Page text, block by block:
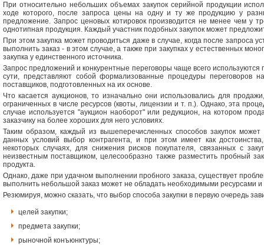
При относительно небольших объемах закупок серийной продукции
ходе которого, после запроса цены на одну и ту же продукцию у
предложение. Запрос ценовых котировок производится не менее чем у
однотипная продукция. Каждый участник подобных закупок может
При этом закупка может проводиться даже в случае, когда после запроса
выполнить заказ - в этом случае, а также при закупках у естественных
закупка у единственного источника.
Запрос предложений и конкурентные переговоры чаще всего используются
сути, представляют собой формализованные процедуры переговоров
поставщиков, подготовленных на их основе.
Что касается аукционов, то изначально они использовались для
ограниченных в числе ресурсов (квоты, лицензии и т. п.). Однако, эта
случае используется "аукцион наоборот" или редукцион, на котором
заказчику на более хороших для него условиях.
Таким образом, каждый из вышеперечисленных способов закупок
данных условий выбор контрагента, и при этом имеет как
некоторых случаях, для снижения рисков покупателя, связанных с
неизвестным поставщиком, целесообразно также разместить пробный
продукта.
Однако, даже при удачном выполнении пробного заказа, существует
выполнить небольшой заказ может не обладать необходимыми ресурсами и
Резюмируя, можно сказать, что выбор способа закупки в первую очередь
целей закупки;
предмета закупки;
рыночной конъюнктуры;